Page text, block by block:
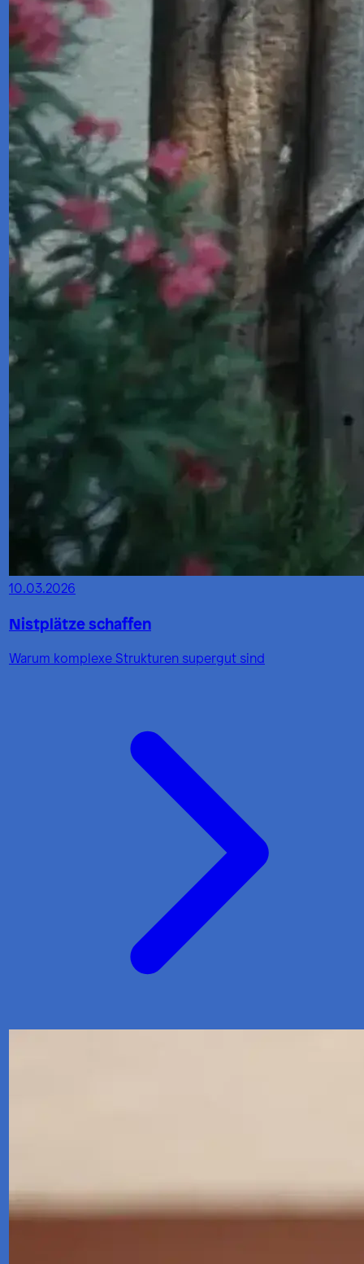
10.03.2026
Nistplätze schaffen
Warum komplexe Strukturen supergut sind